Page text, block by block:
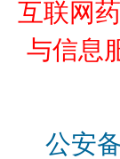
互联网
与信息
公安